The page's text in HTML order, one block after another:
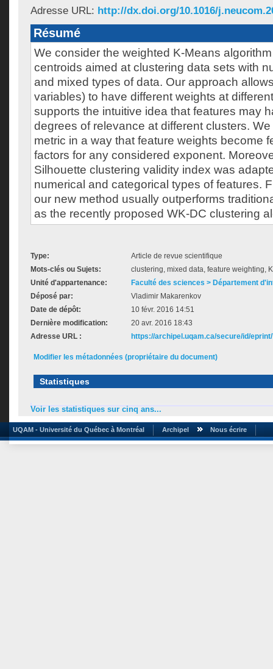
Adresse URL: http://dx.doi.org/10.1016/
Résumé
We consider the weighted K-Means
centroids aimed at clustering data sets with
and mixed types of data. Our approach
variables) to have different weights at
supports the intuitive idea that features may
degrees of relevance at different clusters.
metric in a way that feature weights become
factors for any considered exponent.
Silhouette clustering validity index was
numerical and categorical types of features.
our new method usually outperforms
as the recently proposed WK-DC clustering
Type:
Article de revue scientifique
Mots-clés ou Sujets:
clustering, mixed data, feature weighting,
Unité d'appartenance:
Faculté des sciences > Département
Déposé par:
Vladimir Makarenkov
Date de dépôt:
10 févr. 2016 14:51
Dernière modification:
20 avr. 2016 18:43
Adresse URL :
https://archipel.uqam.ca/secure/id/
Modifier les métadonnées (propriétaire du document)
Statistiques
Voir les statistiques sur cinq ans...
UQAM - Université du Québec à Montréal Archipel Nous écrire